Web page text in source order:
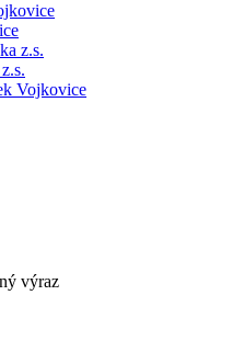
z.s.
Vojkovice
výraz